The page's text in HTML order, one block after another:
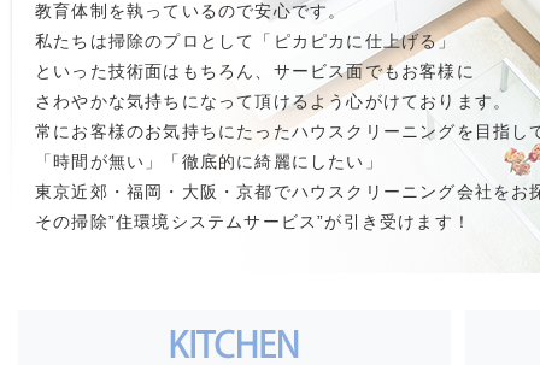
教育体制を執っているので安心です。
私たちは掃除のプロとして「ピカピカに仕上げる」
といった技術面はもちろん、サービス面でもお客様に
さわやかな気持ちになって頂けるよう心がけております。
常にお客様のお気持ちにたったハウスクリーニングを目指し
「時間が無い」「徹底的に綺麗にしたい」
東京近郊・福岡・大阪・京都でハウスクリーニング会社をお
その掃除”住環境システムサービス”が引き受けます！